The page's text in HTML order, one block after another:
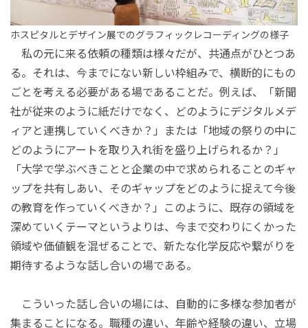
ホスピタルとデザイン展でのグラフィックレコーディングの様子
私の元に来る依頼の種類は様々だが、共通点がひとつあ
る。それは、今までにない新しい枠組みで、横断的にもの
ごとを考える必要がある場であることだ。例えば、「新聞
社が従来のように紙だけでなく、どのようにデジタルメデ
ィアと連携していくべきか？」または「地域の祭りの中に
どのようにアートを取り入れ街を盛り上げられるか？」
「大学で学ぶべきことと企業の中で求められることのギャ
ップを共有しあい、そのギャップをどのように捉えて今後
の教育を作っていくべきか？」このように、既存の領域を
深めていくテーマというよりは、今まで交わりにくかった
領域や価値観を混ぜることで、新たな化学反応や繋がりを
期待するような話し合いの場である。
こういった話し合いの場には、自動的に多様な参加者が
集まることになる。職種の違い、年齢や経験の違い、立場